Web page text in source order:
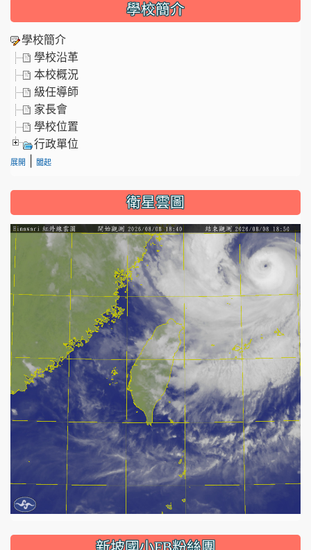
學校簡介
學校簡介
學校沿革
本校概況
級任導師
家長會
學校位置
行政單位
展開 闔起
衛星雲圖
::: 新坡國小FB粉絲團